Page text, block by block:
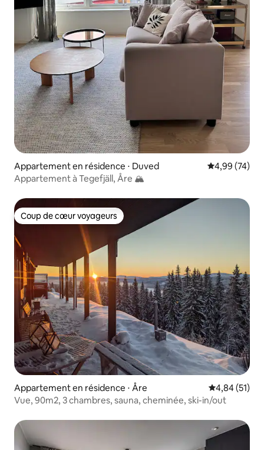
Appartement en résidence ⋅ Duved Évaluation
4,99 (74)
Appartement à Tegefjäll, Åre 🏔️
Coup de cœur voyageurs
Coup de cœur voyageurs
Appartement en résidence ⋅ Åre Évaluation
4,84 (51)
Vue, 90m2, 3 chambres, sauna, cheminée, ski-in/out